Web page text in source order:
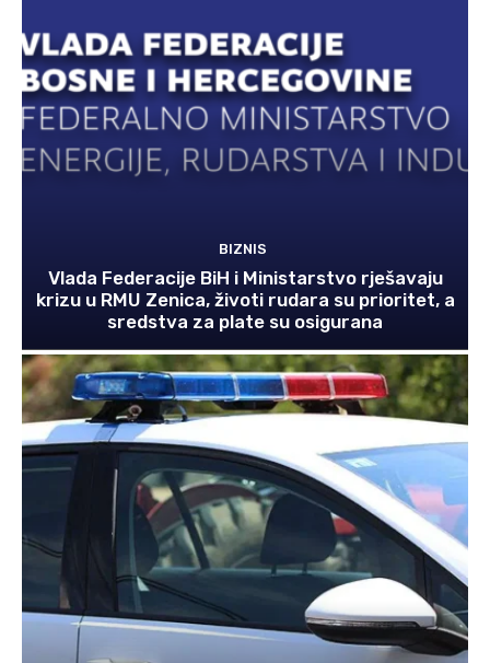
BIZNIS
Vlada Federacije BiH i Ministarstvo rješavaju
krizu u RMU Zenica, životi rudara su prioritet, a
sredstva za plate su osigurana